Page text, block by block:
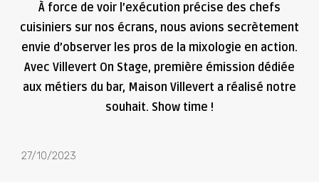
À force de voir l’exécution précise des chefs
cuisiniers sur nos écrans, nous avions secrètement
envie d’observer les pros de la mixologie en action.
Avec Villevert On Stage, première émission dédiée
aux métiers du bar, Maison Villevert a réalisé notre
souhait. Show time !
27/10/2023